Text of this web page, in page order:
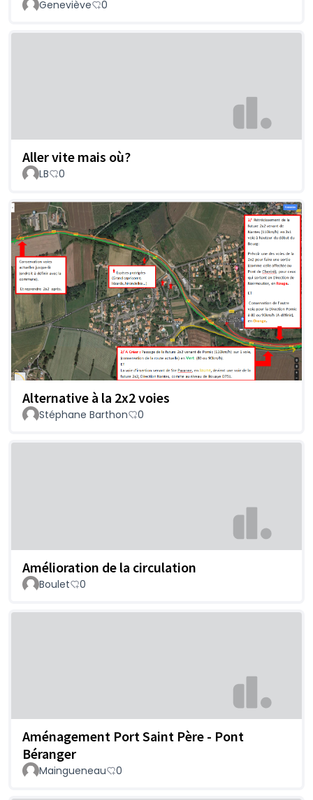
Geneviève 0
Aller vite mais où?
LB 0
Alternative à la 2x2 voies
Stéphane Barthon 0
Amélioration de la circulation
Boulet 0
Aménagement Port Saint Père - Pont
Béranger
Maingueneau 0